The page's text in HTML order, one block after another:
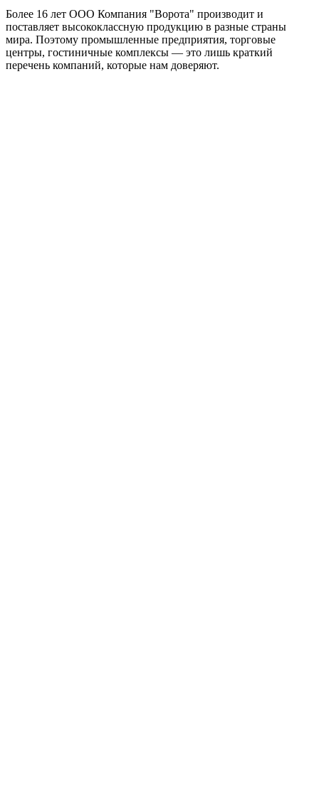
Более 16 лет ООО Компания "Ворота" производит и
поставляет высококлассную продукцию в разные страны
мира. Поэтому промышленные предприятия, торговые
центры, гостиничные комплексы — это лишь краткий
перечень компаний, которые нам доверяют.